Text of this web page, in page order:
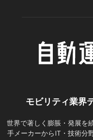
モビリティ業界
世界で著しく膨脹・発展を
手メーカーからIT・技術分